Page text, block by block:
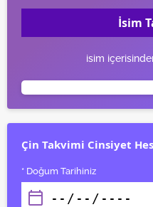
vasıtasıyla
için Ayarlar butonuna
6698 sayılı Kişisel
hazırlanmış Aydınlatma
İsim
isim
Çin Takvimi Cinsiyet
* Doğum Tarihiniz